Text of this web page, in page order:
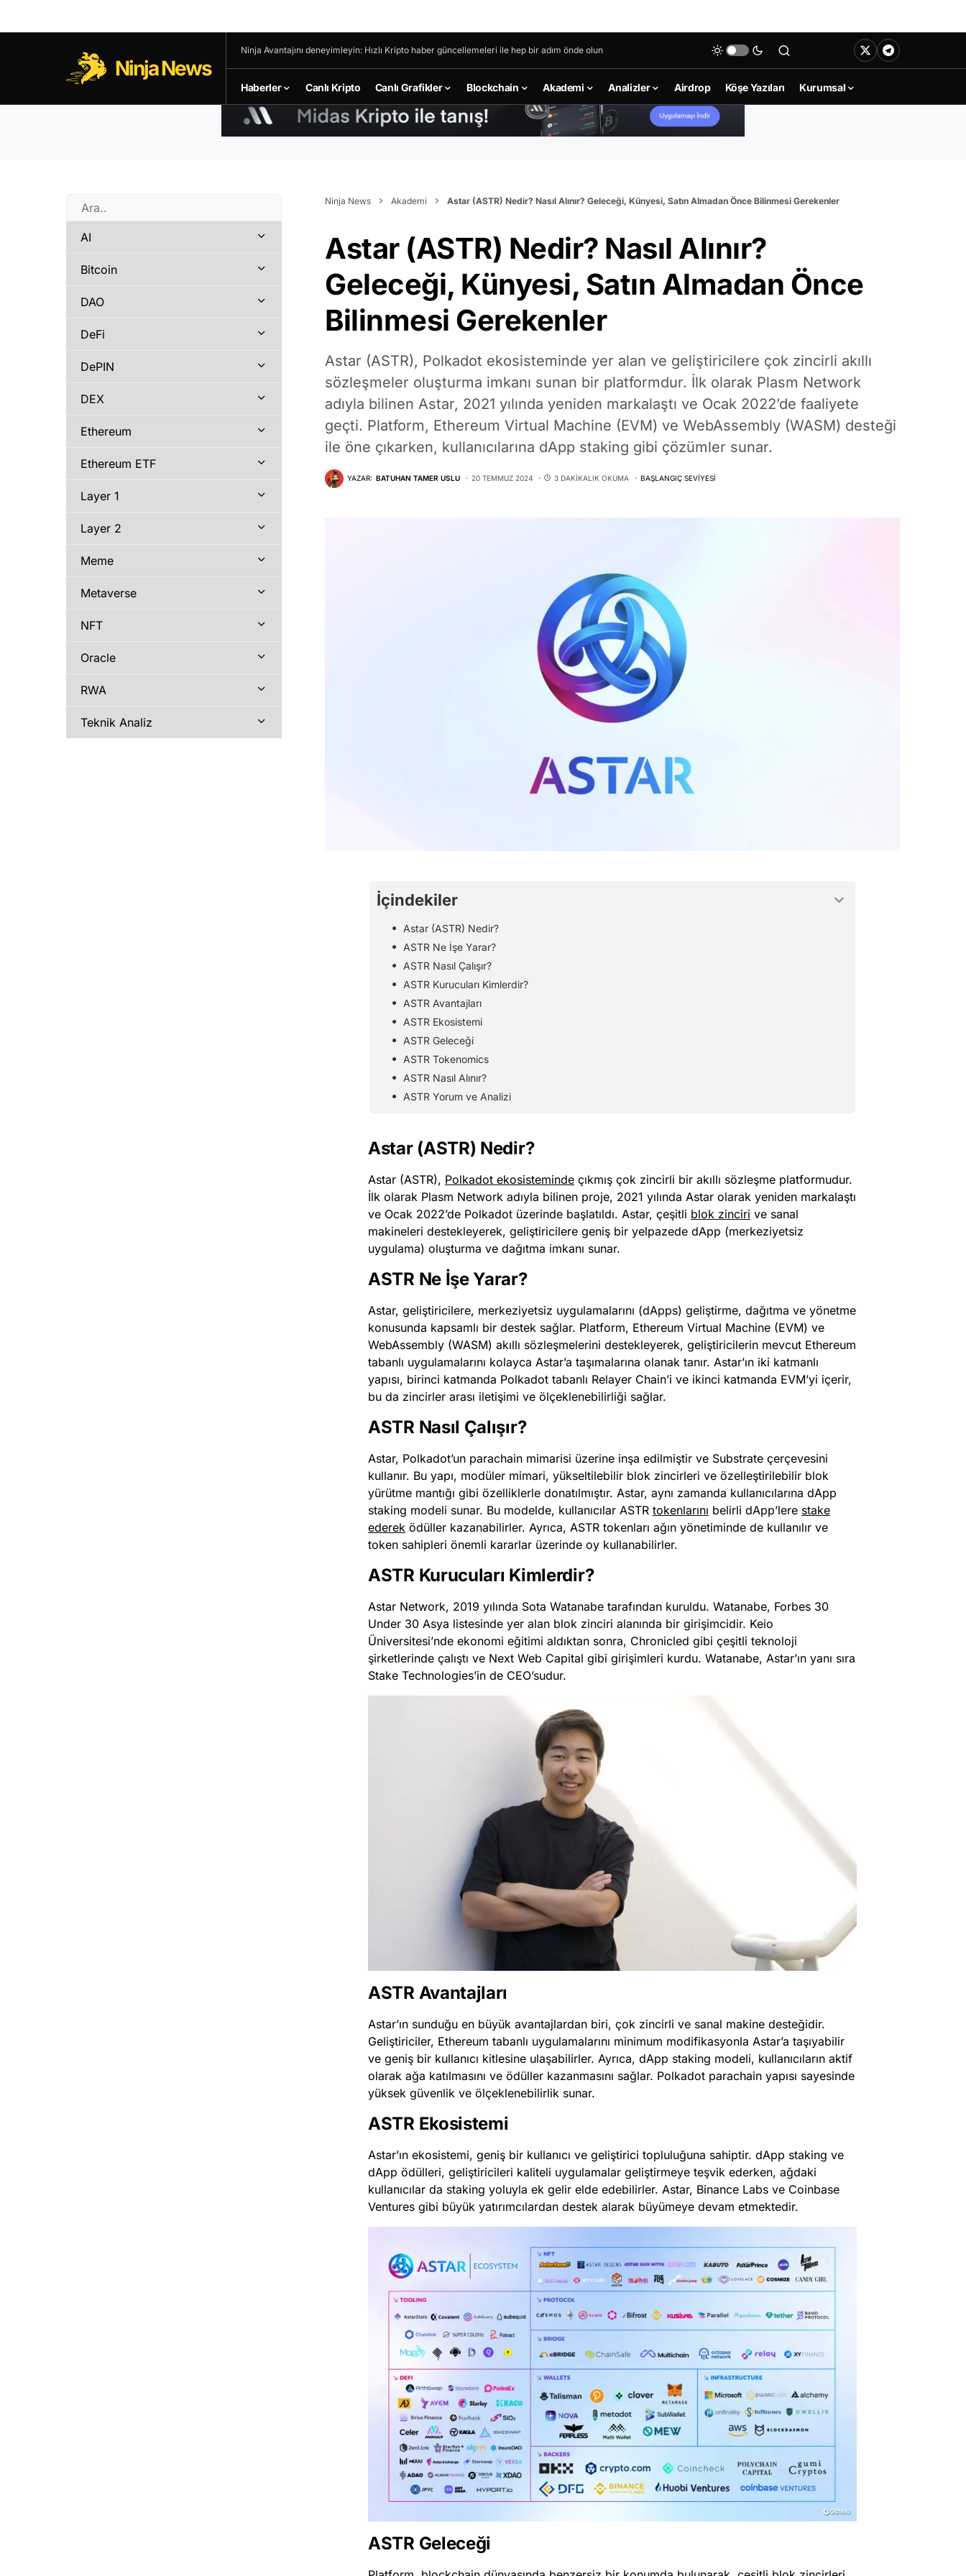
Ninja News
Ninja Avantajını deneyimleyin: Hızlı Kripto haber güncellemeleri ile hep bir adım önde olun
Haberler Canlı Kripto Canlı Grafikler Blockchain Akademi Analizler Airdrop Köşe Yazıları Kurumsal
Ninja News Akademi Astar (ASTR) Nedir? Nasıl Alınır? Geleceği, Künyesi, Satın Almadan Önce Bilinmesi Gerekenler
Astar (ASTR) Nedir? Nasıl Alınır?
Geleceği, Künyesi, Satın Almadan Önce
Bilinmesi Gerekenler
Astar (ASTR), Polkadot ekosisteminde yer alan ve geliştiricilere çok zincirli akıllı
sözleşmeler oluşturma imkanı sunan bir platformdur. İlk olarak Plasm Network
adıyla bilinen Astar, 2021 yılında yeniden markalaştı ve Ocak 2022’de faaliyete
geçti. Platform, Ethereum Virtual Machine (EVM) ve WebAssembly (WASM) desteği
ile öne çıkarken, kullanıcılarına dApp staking gibi çözümler sunar​​​​.
YAZAR: BATUHAN TAMER USLU 20 TEMMUZ 2024 3 DAKIKALIK OKUMA BAŞLANGIÇ SEVIYESI
İçindekiler
Astar (ASTR) Nedir?
ASTR Ne İşe Yarar?
ASTR Nasıl Çalışır?
ASTR Kurucuları Kimlerdir?
ASTR Avantajları
ASTR Ekosistemi
ASTR Geleceği
ASTR Tokenomics
ASTR Nasıl Alınır?
ASTR Yorum ve Analizi
Astar (ASTR) Nedir?
Astar (ASTR), Polkadot ekosisteminde çıkmış çok zincirli bir akıllı sözleşme platformudur.
İlk olarak Plasm Network adıyla bilinen proje, 2021 yılında Astar olarak yeniden markalaştı
ve Ocak 2022’de Polkadot üzerinde başlatıldı. Astar, çeşitli blok zinciri ve sanal
makineleri destekleyerek, geliştiricilere geniş bir yelpazede dApp (merkeziyetsiz
uygulama) oluşturma ve dağıtma imkanı sunar.
ASTR Ne İşe Yarar?
Astar, geliştiricilere, merkeziyetsiz uygulamalarını (dApps) geliştirme, dağıtma ve yönetme
konusunda kapsamlı bir destek sağlar. Platform, Ethereum Virtual Machine (EVM) ve
WebAssembly (WASM) akıllı sözleşmelerini destekleyerek, geliştiricilerin mevcut Ethereum
tabanlı uygulamalarını kolayca Astar’a taşımalarına olanak tanır. Astar’ın iki katmanlı
yapısı, birinci katmanda Polkadot tabanlı Relayer Chain’i ve ikinci katmanda EVM’yi içerir,
bu da zincirler arası iletişimi ve ölçeklenebilirliği sağlar.
ASTR Nasıl Çalışır?
Astar, Polkadot’un parachain mimarisi üzerine inşa edilmiştir ve Substrate çerçevesini
kullanır. Bu yapı, modüler mimari, yükseltilebilir blok zincirleri ve özelleştirilebilir blok
yürütme mantığı gibi özelliklerle donatılmıştır. Astar, aynı zamanda kullanıcılarına dApp
staking modeli sunar. Bu modelde, kullanıcılar ASTR tokenlarını belirli dApp’lere stake
ederek ödüller kazanabilirler. Ayrıca, ASTR tokenları ağın yönetiminde de kullanılır ve
token sahipleri önemli kararlar üzerinde oy kullanabilirler.
ASTR Kurucuları Kimlerdir?
Astar Network, 2019 yılında Sota Watanabe tarafından kuruldu. Watanabe, Forbes 30
Under 30 Asya listesinde yer alan blok zinciri alanında bir girişimcidir. Keio
Üniversitesi’nde ekonomi eğitimi aldıktan sonra, Chronicled gibi çeşitli teknoloji
şirketlerinde çalıştı ve Next Web Capital gibi girişimleri kurdu. Watanabe, Astar’ın yanı sıra
Stake Technologies’in de CEO’sudur.
ASTR Avantajları
Astar’ın sunduğu en büyük avantajlardan biri, çok zincirli ve sanal makine desteğidir.
Geliştiriciler, Ethereum tabanlı uygulamalarını minimum modifikasyonla Astar’a taşıyabilir
ve geniş bir kullanıcı kitlesine ulaşabilirler. Ayrıca, dApp staking modeli, kullanıcıların aktif
olarak ağa katılmasını ve ödüller kazanmasını sağlar. Polkadot parachain yapısı sayesinde
yüksek güvenlik ve ölçeklenebilirlik sunar.
ASTR Ekosistemi
Astar’ın ekosistemi, geniş bir kullanıcı ve geliştirici topluluğuna sahiptir. dApp staking ve
dApp ödülleri, geliştiricileri kaliteli uygulamalar geliştirmeye teşvik ederken, ağdaki
kullanıcılar da staking yoluyla ek gelir elde edebilirler. Astar, Binance Labs ve Coinbase
Ventures gibi büyük yatırımcılardan destek alarak büyümeye devam etmektedir.
ASTR Geleceği
AI
Bitcoin
DAO
DeFi
DePIN
DEX
Ethereum
Ethereum ETF
Layer 1
Layer 2
Meme
Metaverse
NFT
Oracle
RWA
Teknik Analiz